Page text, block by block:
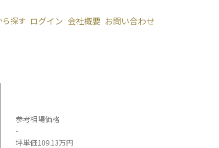
ら探す ログイン 会社概要 お問い合わせ
参考相場価格
-
坪単価109.13万円